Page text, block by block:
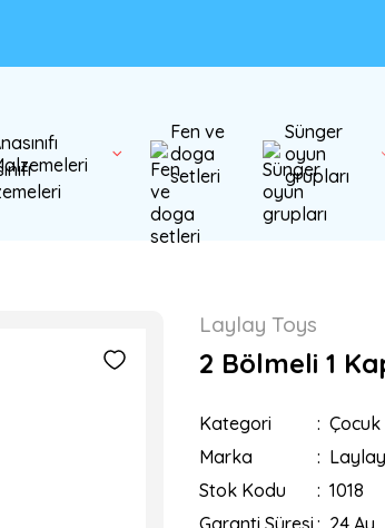
Fen ve
doga
setleri
Sünger
oyun
grupları
Laylay Toys
2 Bölmeli 1
Kategori
Çocuk
Marka
Stok Kodu
1018
Garanti Süresi
24 Ay